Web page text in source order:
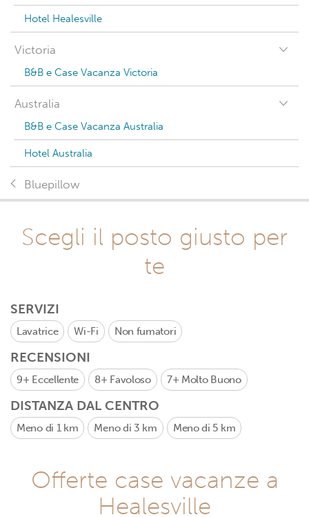
Hotel Healesville
Victoria
B&B e Case Vacanza Victoria
Australia
B&B e Case Vacanza Australia
Hotel Australia
Bluepillow
Scegli il posto giusto per
te
SERVIZI
Lavatrice Wi-Fi Non fumatori
RECENSIONI
9+ Eccellente 8+ Favoloso 7+ Molto Buono
DISTANZA DAL CENTRO
Meno di 1 km Meno di 3 km Meno di 5 km
Offerte case vacanze a
Healesville